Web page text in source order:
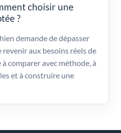
choisir une
?
demande de dépasser
revenir aux besoins réels de
à comparer avec méthode, à
et à construire une